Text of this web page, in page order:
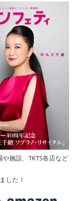
施設、TKTS各店など
した！